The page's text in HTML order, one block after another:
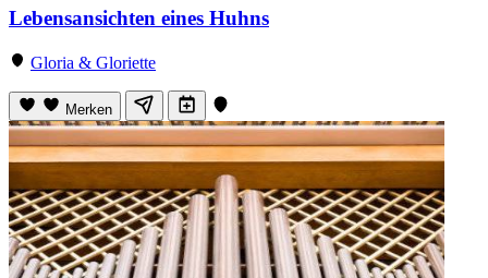
Lebensansichten eines Huhns
Gloria & Gloriette
Merken